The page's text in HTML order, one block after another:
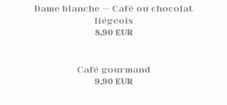
Dame blanche — Café ou chocolat
liégeois
8,90 EUR
Café gourmand
9,90 EUR